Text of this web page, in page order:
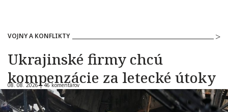
VOJNY A KONFLIKTY
Ukrajinské firmy chcú
kompenzácie za letecké útoky
08. 08. 2026 |46 komentárov